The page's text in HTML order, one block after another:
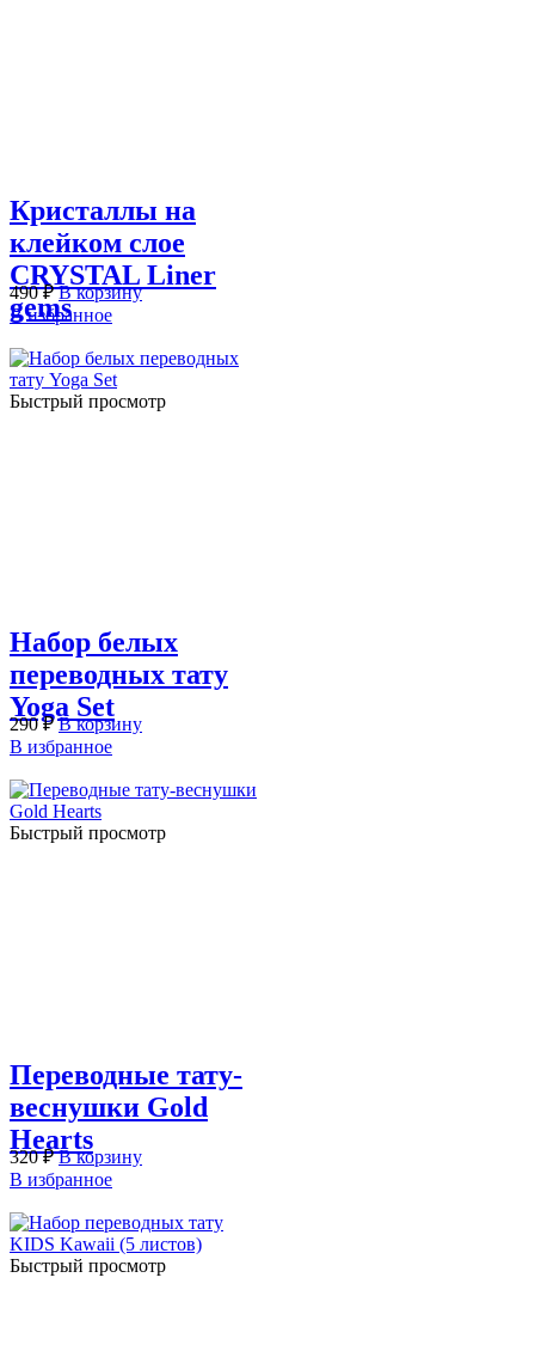
Кристаллы на
клейком слое
CRYSTAL Liner
gems
490₽ В корзину
В избранное
Быстрый просмотр
Набор белых
переводных тату
Yoga Set
290₽ В корзину
В избранное
Быстрый просмотр
Переводные тату-
веснушки Gold
Hearts
320₽ В корзину
В избранное
Быстрый просмотр